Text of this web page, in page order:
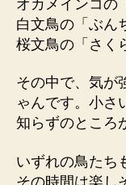
オカメインコの
白文鳥の「ぶん
桜文鳥の「さく
その中で、気が
ゃんです。小さ
知らずのところ
いずれの鳥たち
その時間は楽し